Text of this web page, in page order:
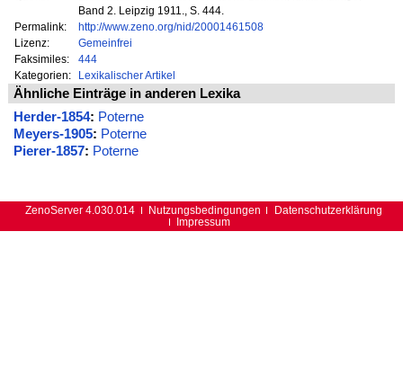
Band 2. Leipzig 1911., S. 444.
Permalink:
http://www.zeno.org/nid/20001461508
Lizenz:
Gemeinfrei
Faksimiles:
444
Kategorien:
Lexikalischer Artikel
Ähnliche Einträge in anderen Lexika
Herder-1854: Poterne
Meyers-1905: Poterne
Pierer-1857: Poterne
ZenoServer 4.030.014 Nutzungsbedingungen
Datenschutzerklärung
Impressum